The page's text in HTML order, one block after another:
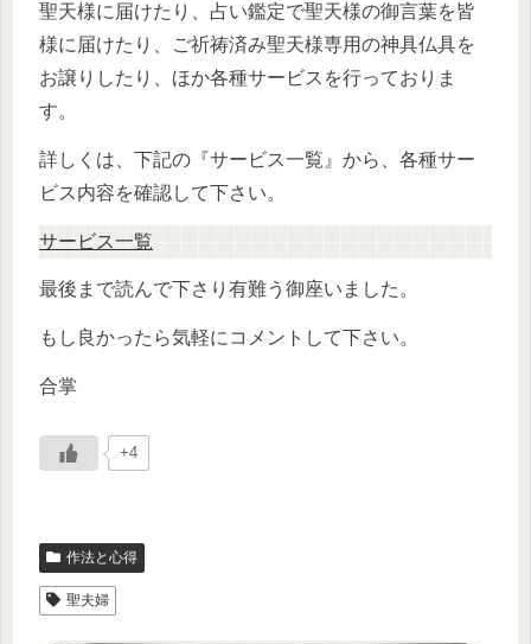
聖天様に届けたり、占い鑑定で聖天様の御言葉を皆
様に届けたり、ご祈祷済み聖天様専用の神具仏具を
お譲りしたり、ほか各種サービスを行っておりま
す。
詳しくは、下記の『サービス一覧』から、各種サー
ビス内容を確認して下さい。
サービス一覧
最後まで読んで下さり有難う御座いました。
もし良かったら気軽にコメントして下さい。
合掌
+4
作法と心得
聖夫婦